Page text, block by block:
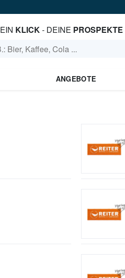
EIN KLICK- DEINE PROSPEKTE
ANGEBOTE